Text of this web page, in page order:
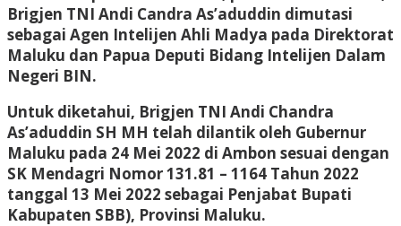
Brigjen TNI Andi Candra As’aduddin dimutasi
sebagai Agen Intelijen Ahli Madya pada Direktorat
Maluku dan Papua Deputi Bidang Intelijen Dalam
Negeri BIN.
Untuk diketahui, Brigjen TNI Andi Chandra
As’aduddin SH MH telah dilantik oleh Gubernur
Maluku pada 24 Mei 2022 di Ambon sesuai dengan
SK Mendagri Nomor 131.81 – 1164 Tahun 2022
tanggal 13 Mei 2022 sebagai Penjabat Bupati
Kabupaten SBB), Provinsi Maluku.